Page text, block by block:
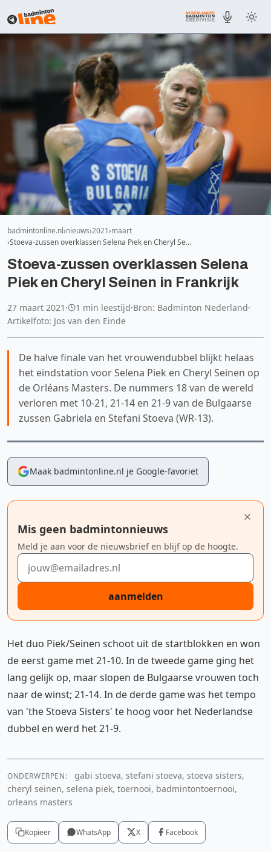
badmintonline.nl nieuws 2021 maart
Stoeva-zussen overklassen Selena Piek en Cheryl Se…
Stoeva-zussen overklassen Selena
Piek en Cheryl Seinen in Frankrijk
27 maart 2021 · 1 min leestijd·Bron: Badminton Nederland·
Artikelfoto: Jos van den Einde
De halve finale van het vrouwendubbel blijkt helaas
het eindstation voor Selena Piek en Cheryl Seinen op
de Orléans Masters. De nummers 18 van de wereld
verloren met 10-21, 21-14 en 21-9 van de Bulgaarse
zussen Gabriela en Stefani Stoeva (WR-13).
Maak badmintonline.nl je Google-favoriet
Mis geen badmintonnieuws
Meld je aan voor de nieuwsbrief en blijf op de hoogte.
E-mailadres
aanmelden
Het duo Piek/Seinen schoot uit de startblokken en won
de eerst game met 21-10. In de tweede game ging het
lang gelijk op, maar slopen de Bulgaarse vrouwen toch
naar de winst; 21-14. In de derde game was het tempo
van 'the Stoeva Sisters' te hoog voor het Nederlandse
dubbel en werd het 21-9.
ONDERWERPEN:
gabi stoeva, stefani stoeva, stoeva sisters,
cheryl seinen, selena piek, toernooi, badmintontoernooi,
orleans masters
Kopieer WhatsApp X Facebook